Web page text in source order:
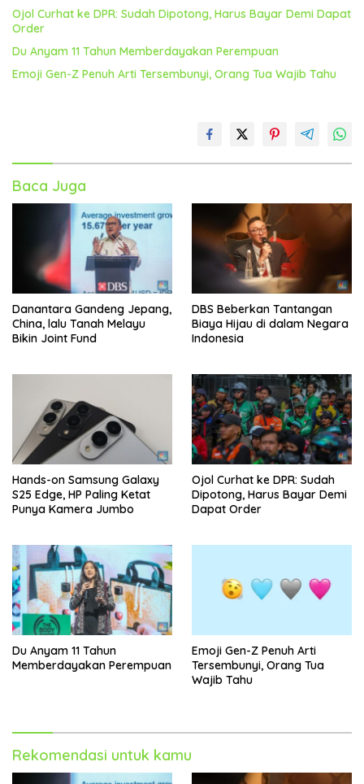
Ojol Curhat ke DPR: Sudah Dipotong, Harus Bayar Demi Dapat
Order
Du Anyam 11 Tahun Memberdayakan Perempuan
Emoji Gen-Z Penuh Arti Tersembunyi, Orang Tua Wajib Tahu
Baca Juga
Danantara Gandeng Jepang,
China, lalu Tanah Melayu
Bikin Joint Fund
DBS Beberkan Tantangan
Biaya Hijau di dalam Negara
Indonesia
Hands-on Samsung Galaxy
S25 Edge, HP Paling Ketat
Punya Kamera Jumbo
Ojol Curhat ke DPR: Sudah
Dipotong, Harus Bayar Demi
Dapat Order
Du Anyam 11 Tahun
Memberdayakan Perempuan
Emoji Gen-Z Penuh Arti
Tersembunyi, Orang Tua
Wajib Tahu
Rekomendasi untuk kamu